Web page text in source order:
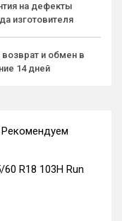
на дефекты
изготовителя
возврат и обмен в
14 дней
R18 103H Run